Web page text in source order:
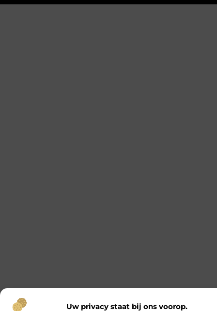
Uw privacy staat bij ons voorop.